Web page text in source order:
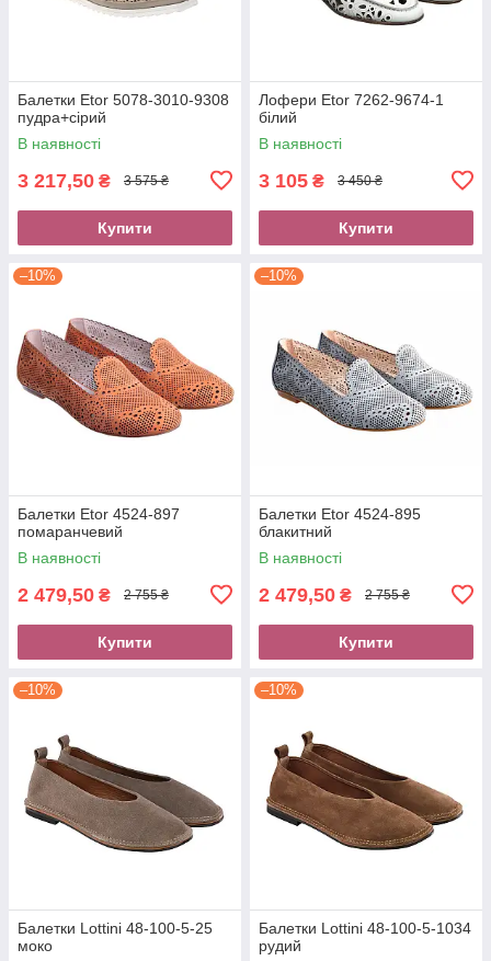
Балетки Etor 5078-3010-9308
пудра+сірий
В наявності
3 217,50 ₴ 3 575 ₴
Купити
Лофери Etor 7262-9674-1
білий
В наявності
3 105 ₴ 3 450 ₴
Купити
–10%
Балетки Etor 4524-897
помаранчевий
В наявності
2 479,50 ₴ 2 755 ₴
Купити
–10%
Балетки Etor 4524-895
блакитний
В наявності
2 479,50 ₴ 2 755 ₴
Купити
–10%
Балетки Lottini 48-100-5-25
моко
–10%
Балетки Lottini 48-100-5-1034
рудий